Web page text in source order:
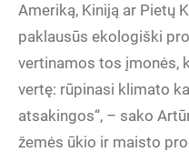
Ameriką, Kiniją ar Pietų
paklausūs ekologiški
vertinamos tos įmonės,
vertę: rūpinasi klimato
atsakingos“, – sako
žemės ūkio ir maisto